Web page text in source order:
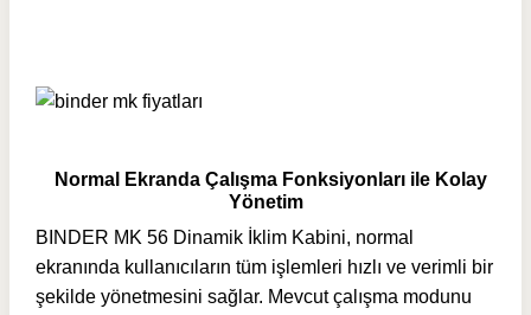
Normal Ekranda Çalışma Fonksiyonları ile Kolay
Yönetim
BINDER MK 56 Dinamik İklim Kabini, normal
ekranında kullanıcıların tüm işlemleri hızlı ve verimli bir
şekilde yönetmesini sağlar. Mevcut çalışma modunu